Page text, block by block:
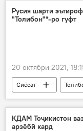
қарздиҳӣ
ВУД
Русия шарти
"Толибон"*-ро гуфт
20 октябри 2021,
Сиёсат
Вазорати умури
Русия
КДАМ Тоҷикистон
арзёбӣ кард